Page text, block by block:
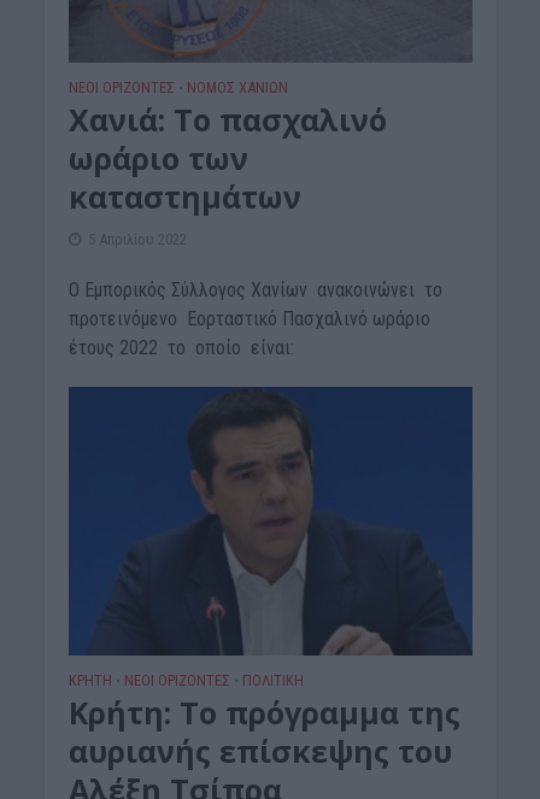
ΝΕΟΙ ΟΡΙΖΟΝΤΕΣ • ΝΟΜΌΣ ΧΑΝΊΩΝ
Xανιά: Το πασχαλινό
ωράριο των
καταστημάτων
5 Απριλίου 2022
Ο Εμπορικός Σύλλογος Χανίων ανακοινώνει το
προτεινόμενο Εορταστικό Πασχαλινό ωράριο
έτους 2022 το οποίο είναι:
ΚΡΗΤΗ • ΝΕΟΙ ΟΡΙΖΟΝΤΕΣ • ΠΟΛΙΤΙΚΗ
Κρήτη: Το πρόγραμμα της
αυριανής επίσκεψης του
Αλέξη Τσίπρα